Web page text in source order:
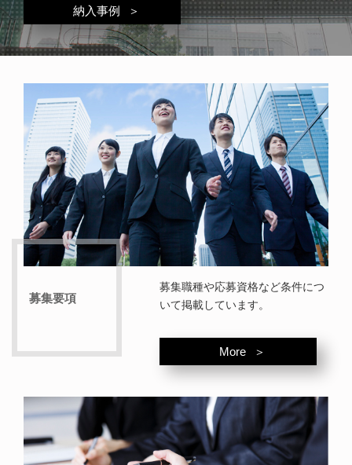
納入事例
募集要項
募集職種や応募資格など条件につ
いて掲載しています。
More